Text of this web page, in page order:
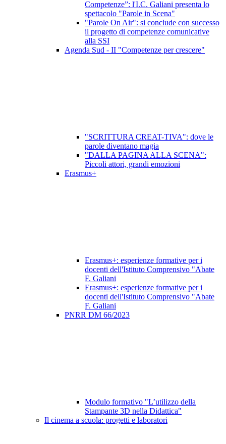
Competenze”: l'I.C. Galiani presenta lo
spettacolo "Parole in Scena"
"Parole On Air": si conclude con successo
il progetto di competenze comunicative
alla SSI
Agenda Sud - II "Competenze per crescere"
"SCRITTURA CREAT-TIVA": dove le
parole diventano magia
"DALLA PAGINA ALLA SCENA":
Piccoli attori, grandi emozioni
Erasmus+
Erasmus+: esperienze formative per i
docenti dell'Istituto Comprensivo "Abate
F. Galiani
Erasmus+: esperienze formative per i
docenti dell'Istituto Comprensivo "Abate
F. Galiani
PNRR DM 66/2023
Modulo formativo "L’utilizzo della
Stampante 3D nella Didattica"
Il cinema a scuola: progetti e laboratori